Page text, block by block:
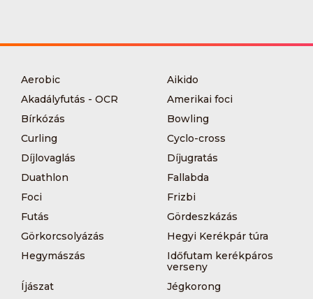
Aerobic
Aikido
Akadályfutás - OCR
Amerikai foci
Bírkózás
Bowling
Curling
Cyclo-cross
Díjlovaglás
Díjugratás
Duathlon
Fallabda
Foci
Frizbi
Futás
Gördeszkázás
Görkorcsolyázás
Hegyi Kerékpár túra
Hegymászás
Időfutam kerékpáros
verseny
Íjászat
Jégkorong